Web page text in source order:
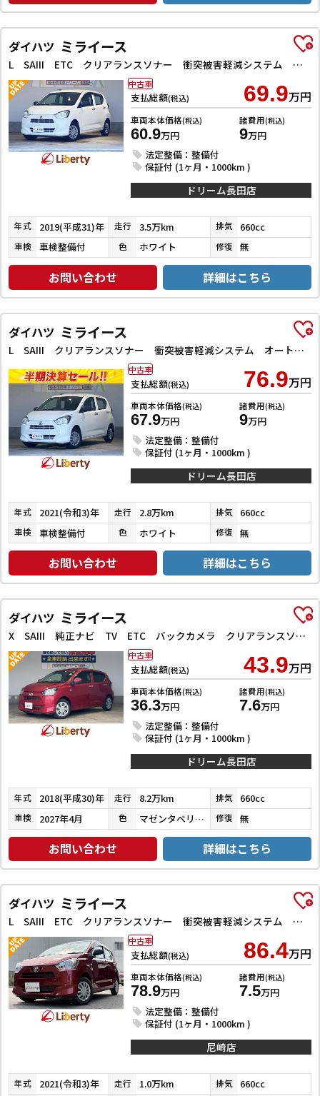
ダイハツ ミライース
L SAIII ETC クリアランスソナー 衝突被害軽減システム オートマチックハイビーム アイドリングストップ CVT ESC CD ミュージックプレイヤー接続可 エアコン パワーステアリング パワーウィンドウ
支払総額(税込) 69.9万円
車両本体価格(税込)
60.9万円
諸費用(税込)
9万円
法定整備：整備付
保証付 (1ヶ月・1000km )
中古車
ドリーム長田店
年式 2019(平成31)年 走行 3.5万km 排気 660cc
車検 車検整備付 色 ホワイト 修復 無
お問い合わせ 詳細はこちら
ダイハツ ミライース
L SAIII クリアランスソナー 衝突被害軽減システム オートマチックハイビーム キーレスエントリー アイドリングストップ CVT ESC CD ミュージックプレイヤー接続可 エアコン パワーステアリング
支払総額(税込) 76.9万円
車両本体価格(税込)
67.9万円
諸費用(税込)
9万円
法定整備：整備付
保証付 (1ヶ月・1000km )
中古車
ドリーム長田店
年式 2021(令和3)年 走行 2.8万km 排気 660cc
車検 車検整備付 色 ホワイト 修復 無
お問い合わせ 詳細はこちら
ダイハツ ミライース
X SAIII 純正ナビ TV ETC バックカメラ クリアランスソナー 衝突被害軽減システム オートマチックハイビーム アイドリングストップ 電動格納ミラー CVT ESC エアコン
支払総額(税込) 43.9万円
車両本体価格(税込)
36.3万円
諸費用(税込)
7.6万円
法定整備：整備付
保証付 (1ヶ月・1000km )
中古車
ドリーム長田店
年式 2018(平成30)年 走行 8.2万km 排気 660cc
車検 2027年4月 色 マゼンタベリーマイカメタリック 修復 無
お問い合わせ 詳細はこちら
ダイハツ ミライース
L SAIII ETC クリアランスソナー 衝突被害軽減システム オートマチックハイビーム オートライト キーレスエントリー アイドリングストップ CVT ABS ESC CD エアコン
支払総額(税込) 86.4万円
車両本体価格(税込)
78.9万円
諸費用(税込)
7.5万円
法定整備：整備付
保証付 (1ヶ月・1000km )
中古車
尼崎店
年式 2021(令和3)年 走行 1.0万km 排気 660cc